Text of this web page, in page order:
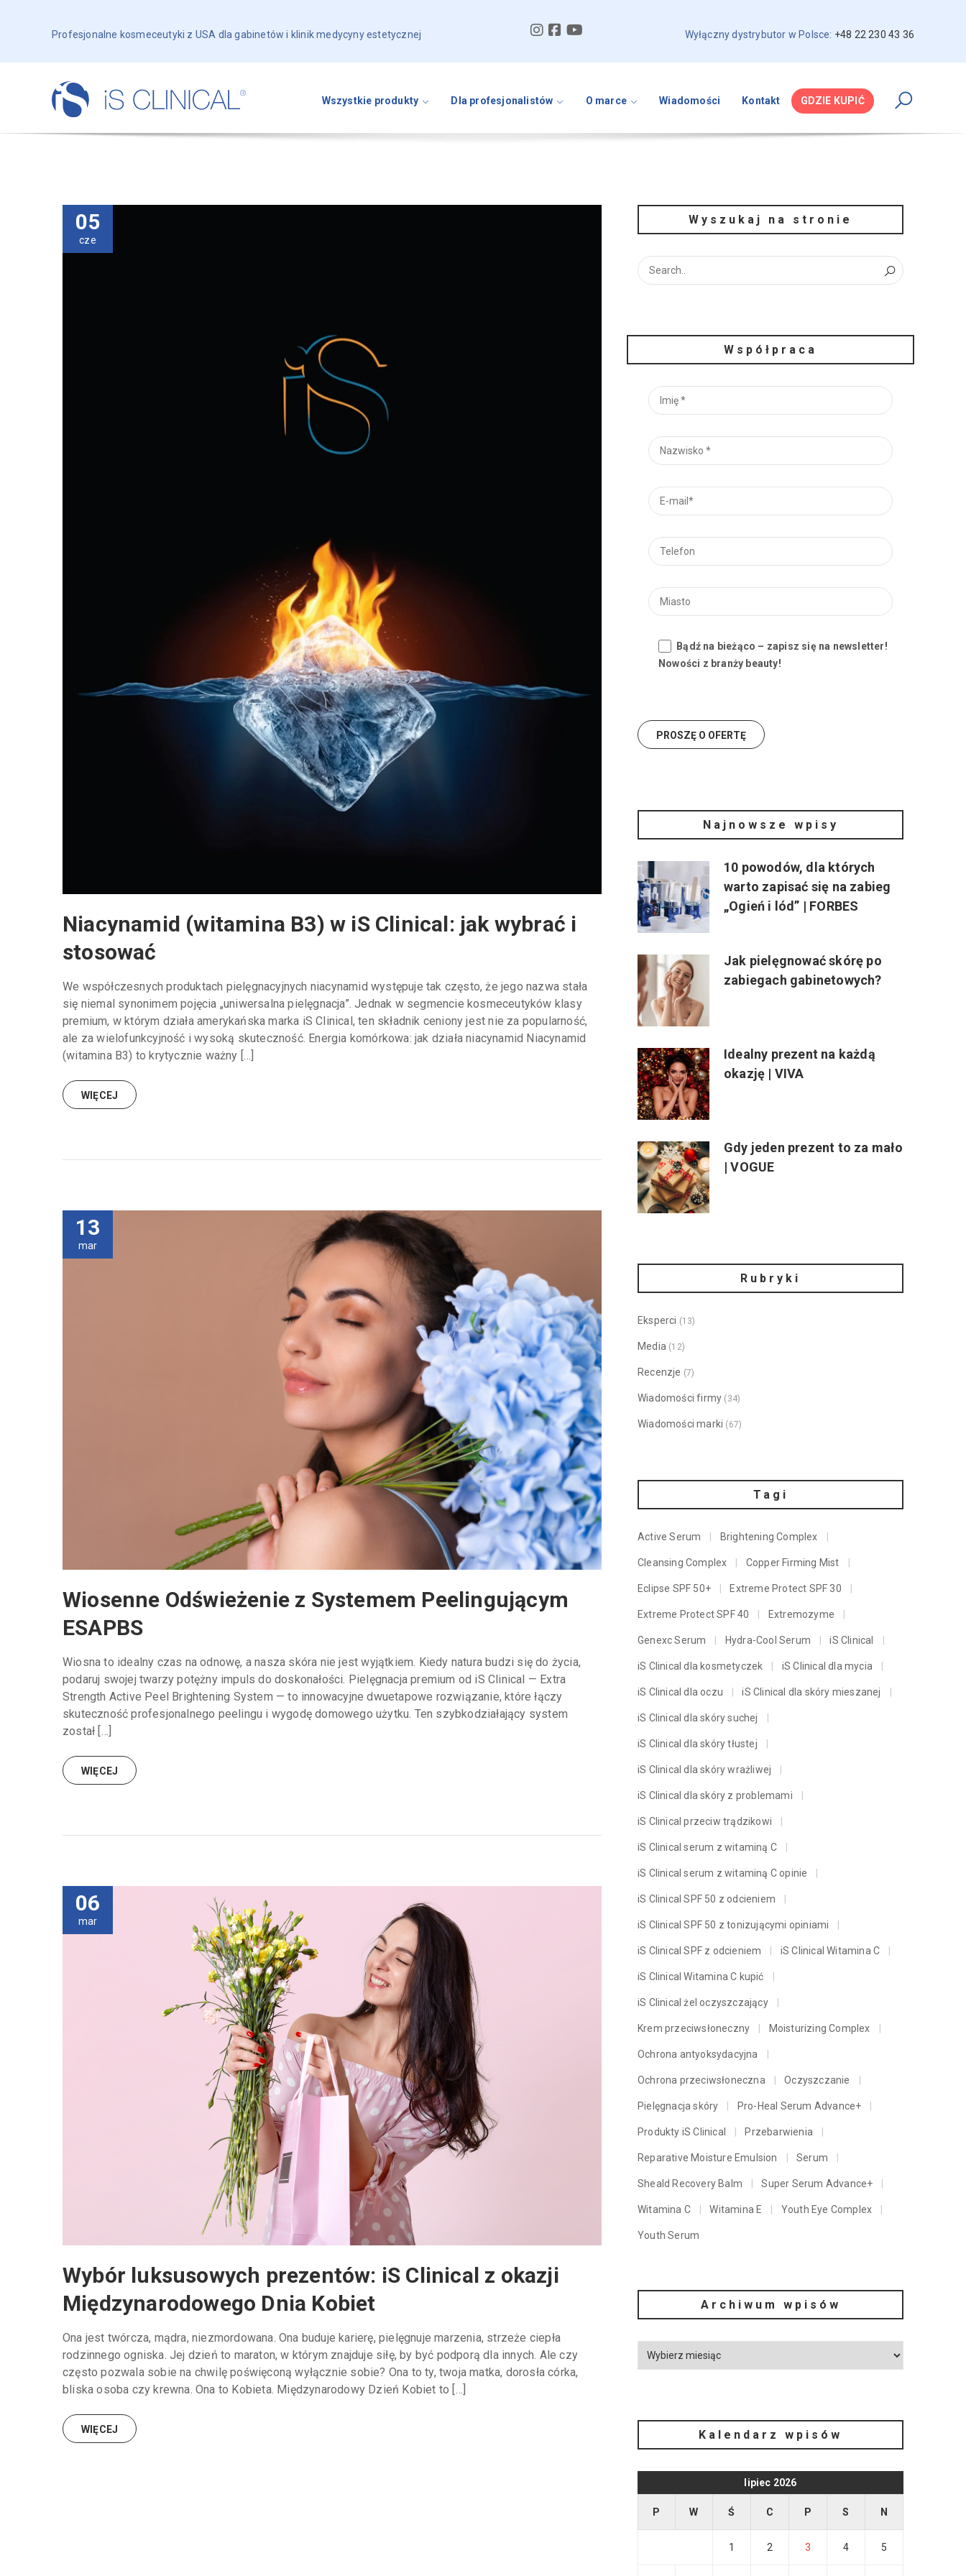
Profesjonalne kosmeceutyki z USA dla gabinetów i klinik medycyny estetycznej Wyłączny dystrybutor w Polsce: +48 22 230 43 36
Wszystkie produkty Dla profesjonalistów O marce Wiadomości Kontakt GDZIE KUPIĆ
05
cze
Niacynamid (witamina B3) w iS Clinical: jak wybrać i
stosować
We współczesnych produktach pielęgnacyjnych niacynamid występuje tak często, że jego nazwa stała
się niemal synonimem pojęcia „uniwersalna pielęgnacja”. Jednak w segmencie kosmeceutyków klasy
premium, w którym działa amerykańska marka iS Clinical, ten składnik ceniony jest nie za popularność,
ale za wielofunkcyjność i wysoką skuteczność. Energia komórkowa: jak działa niacynamid Niacynamid
(witamina B3) to krytycznie ważny […]
WIĘCEJ
13
mar
Wiosenne Odświeżenie z Systemem Peelingującym
ESAPBS
Wiosna to idealny czas na odnowę, a nasza skóra nie jest wyjątkiem. Kiedy natura budzi się do życia,
podaruj swojej twarzy potężny impuls do doskonałości. Pielęgnacja premium od iS Clinical — Extra
Strength Active Peel Brightening System — to innowacyjne dwuetapowe rozwiązanie, które łączy
skuteczność profesjonalnego peelingu i wygodę domowego użytku. Ten szybkodziałający system
został […]
WIĘCEJ
06
mar
Wybór luksusowych prezentów: iS Clinical z okazji
Międzynarodowego Dnia Kobiet
Ona jest twórcza, mądra, niezmordowana. Ona buduje karierę, pielęgnuje marzenia, strzeże ciepła
rodzinnego ogniska. Jej dzień to maraton, w którym znajduje siłę, by być podporą dla innych. Ale czy
często pozwala sobie na chwilę poświęconą wyłącznie sobie? Ona to ty, twoja matka, dorosła córka,
bliska osoba czy krewna. Ona to Kobieta. Międzynarodowy Dzień Kobiet to […]
WIĘCEJ
Wyszukaj na stronie
Współpraca
Bądź na bieżąco – zapisz się na newsletter!
Nowości z branży beauty!
Najnowsze wpisy
10 powodów, dla których
warto zapisać się na zabieg
„Ogień i lód” | FORBES
Jak pielęgnować skórę po
zabiegach gabinetowych?
Idealny prezent na każdą
okazję | VIVA
Gdy jeden prezent to za mało
| VOGUE
Rubryki
Eksperci (13)
Media (12)
Recenzje (7)
Wiadomości firmy (34)
Wiadomości marki (67)
Tagi
Active Serum Brightening Complex
Cleansing Complex Copper Firming Mist
Eclipse SPF 50+ Extreme Protect SPF 30
Extreme Protect SPF 40 Extremozyme
Genexc Serum Hydra-Cool Serum iS Clinical
iS Clinical dla kosmetyczek iS Clinical dla mycia
iS Clinical dla oczu iS Clinical dla skóry mieszanej
iS Clinical dla skóry suchej
iS Clinical dla skóry tłustej
iS Clinical dla skóry wrażliwej
iS Clinical dla skóry z problemami
iS Clinical przeciw trądzikowi
iS Clinical serum z witaminą C
iS Clinical serum z witaminą C opinie
iS Clinical SPF 50 z odcieniem
iS Clinical SPF 50 z tonizującymi opiniami
iS Clinical SPF z odcieniem iS Clinical Witamina C
iS Clinical Witamina C kupić
iS Clinical żel oczyszczający
Krem przeciwsłoneczny Moisturizing Complex
Ochrona antyoksydacyjna
Ochrona przeciwsłoneczna Oczyszczanie
Pielęgnacja skóry Pro-Heal Serum Advance+
Produkty iS Clinical Przebarwienia
Reparative Moisture Emulsion Serum
Sheald Recovery Balm Super Serum Advance+
Witamina C Witamina E Youth Eye Complex
Youth Serum
Archiwum wpisów
Kalendarz wpisów
lipiec 2026
P W Ś C P S N
1 2 3 4 5